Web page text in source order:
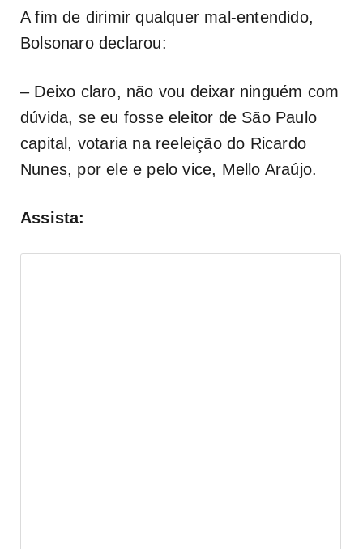
A fim de dirimir qualquer mal-entendido,
Bolsonaro declarou:
– Deixo claro, não vou deixar ninguém com
dúvida, se eu fosse eleitor de São Paulo
capital, votaria na reeleição do Ricardo
Nunes, por ele e pelo vice, Mello Araújo.
Assista: